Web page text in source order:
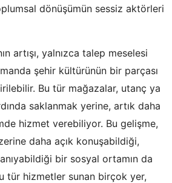
dönüşümün sessiz aktörleri
artışı, yalnızca talep meselesi
şehir kültürünün bir parçası
Bu tür mağazalar, utanç ya
saklanmak yerine, artık daha
hizmet verebiliyor. Bu gelişme,
daha açık konuşabildiği,
bir sosyal ortamın da
tür hizmetler sunan birçok yer,